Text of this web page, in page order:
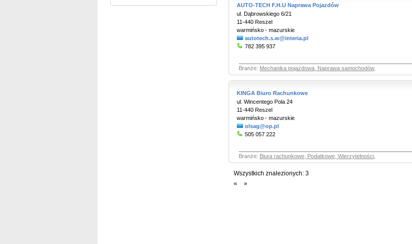
AUTO-TECH F.H.U Naprawa Pojazdów
ul. Dąbrowskiego 6/21
11-440 Reszel
warmińsko - mazurskie
autotech.s.w@interia.pl
782 395 937
Branże: Mechanika pojazdowa, Naprawa samochodów,
KINGA Biuro Rachunkowe
ul. Wincentego Pola 24
11-440 Reszel
warmińsko - mazurskie
olsag@op.pl
505 057 222
Branże: Biura rachunkowe, Podatkowe, Wierzytelności
Wszystkich znalezionych: 3
«
»